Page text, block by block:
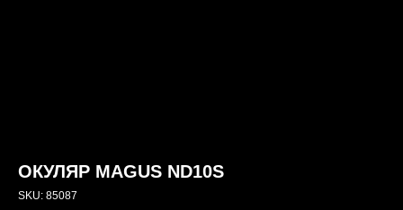
ОКУЛЯР MAGUS ND10S
SKU: 85087